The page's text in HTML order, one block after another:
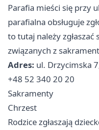
Parafia mieści się przy
parafialna obsługuje
to tutaj należy
związanych z
Adres: ul. Drzycimska
+48 52 340 20 20
Sakramenty
Chrzest
Rodzice zgłaszają